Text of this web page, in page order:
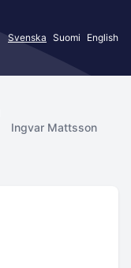
Svenska Suomi English
Ingvar Mattsson